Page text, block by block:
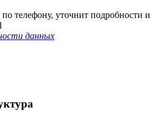
телефону, уточнит подробности и
данных